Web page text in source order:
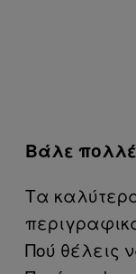
Βάλε
Τα
Πού θέλεις